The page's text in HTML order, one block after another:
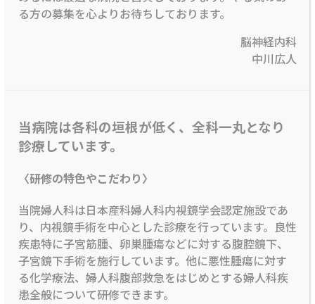
る方の募集を心よりお待ちしております。
脳神経内科
中川広人
当病院は各科の垣根が低く、全科一丸となり
診療しています。
〈研修の特色やこだわり〉
当院婦人科は日本産科婦人科内視鏡学会認定施設であ
り、内視鏡手術を中心とした診療を行っています。良性
疾患特に子宮筋腫、卵巣腫瘍などに対する腹腔鏡下、
子宮鏡下手術を施行しています。他に悪性腫瘍に対す
る化学療法、婦人科腹部救急をはじめとする婦人科疾
患全般について研修できます。